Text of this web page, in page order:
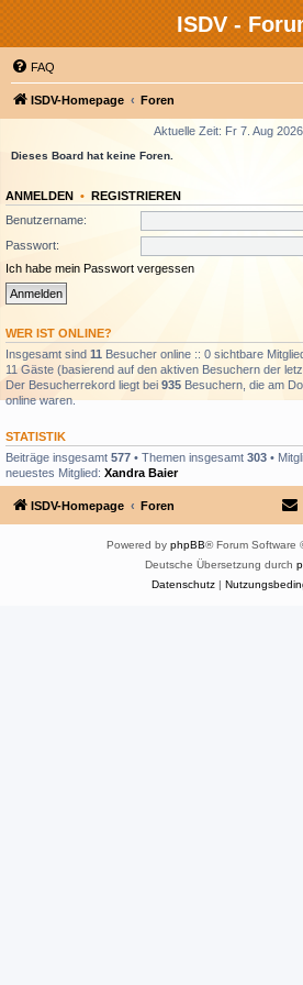
ISDV -
FAQ
ISDV-Homepage Foren
Aktuelle Zeit: Fr 7. Aug
Dieses Board hat keine Foren.
ANMELDEN • REGISTRIEREN
Benutzername:
Passwort:
Ich habe mein Passwort vergessen
WER IST ONLINE?
Insgesamt sind 11 Besucher online :: 0 sichtbare
11 Gäste (basierend auf den aktiven Besuchern der
Der Besucherrekord liegt bei 935 Besuchern, die am
online waren.
STATISTIK
Beiträge insgesamt 577 • Themen insgesamt 303 •
neuestes Mitglied: Xandra Baier
ISDV-Homepage Foren
Powered by phpBB® Forum Software
Deutsche Übersetzung durch
Datenschutz|